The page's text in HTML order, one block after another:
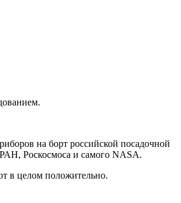
на борт российской посадочной
Роскосмоса и самого NASA.
в целом положительно.